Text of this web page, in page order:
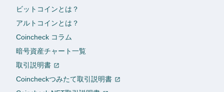
ビットコインとは？
アルトコインとは？
Coincheck コラム
暗号資産チャート一覧
取引説明書
Coincheckつみたて取引説明書